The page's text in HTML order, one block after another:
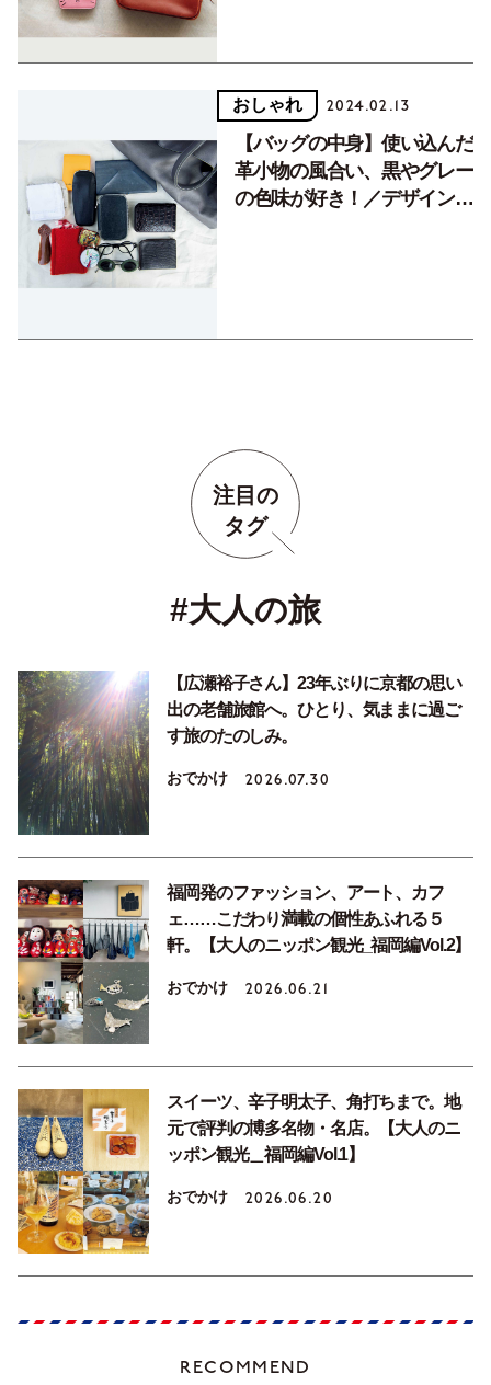
おしゃれ 2024.02.13
【バッグの中身】使い込んだ
革小物の風合い、黒やグレー
の色味が好き！／デザインデ
注目の
タグ
#大人の旅
【広瀬裕子さん】23年ぶりに京都の思い
出の老舗旅館へ。ひとり、気ままに過ご
す旅のたのしみ。
おでかけ 2026.07.30
福岡発のファッション、アート、カフ
ェ……こだわり満載の個性あふれる５
軒。【大人のニッポン観光_福岡編Vol.2】
おでかけ 2026.06.21
スイーツ、辛子明太子、角打ちまで。地
元で評判の博多名物・名店。【大人のニ
ッポン観光＿福岡編Vol.1】
おでかけ 2026.06.20
RECOMMEND